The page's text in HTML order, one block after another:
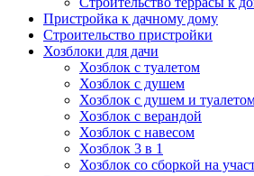
Пристройка к дачному дому
Строительство пристройки
Хозблоки для дачи
Хозблок с туалетом
Хозблок с душем
Хозблок с душем и
Хозблок с верандой
Хозблок с навесом
Хозблок 3 в 1
Хозблок со сборкой на